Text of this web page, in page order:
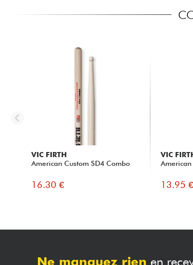
VIC FIRTH
American Custom SD4 Combo
16.30 €
VIC
13.95 €
Ne manquez rien en